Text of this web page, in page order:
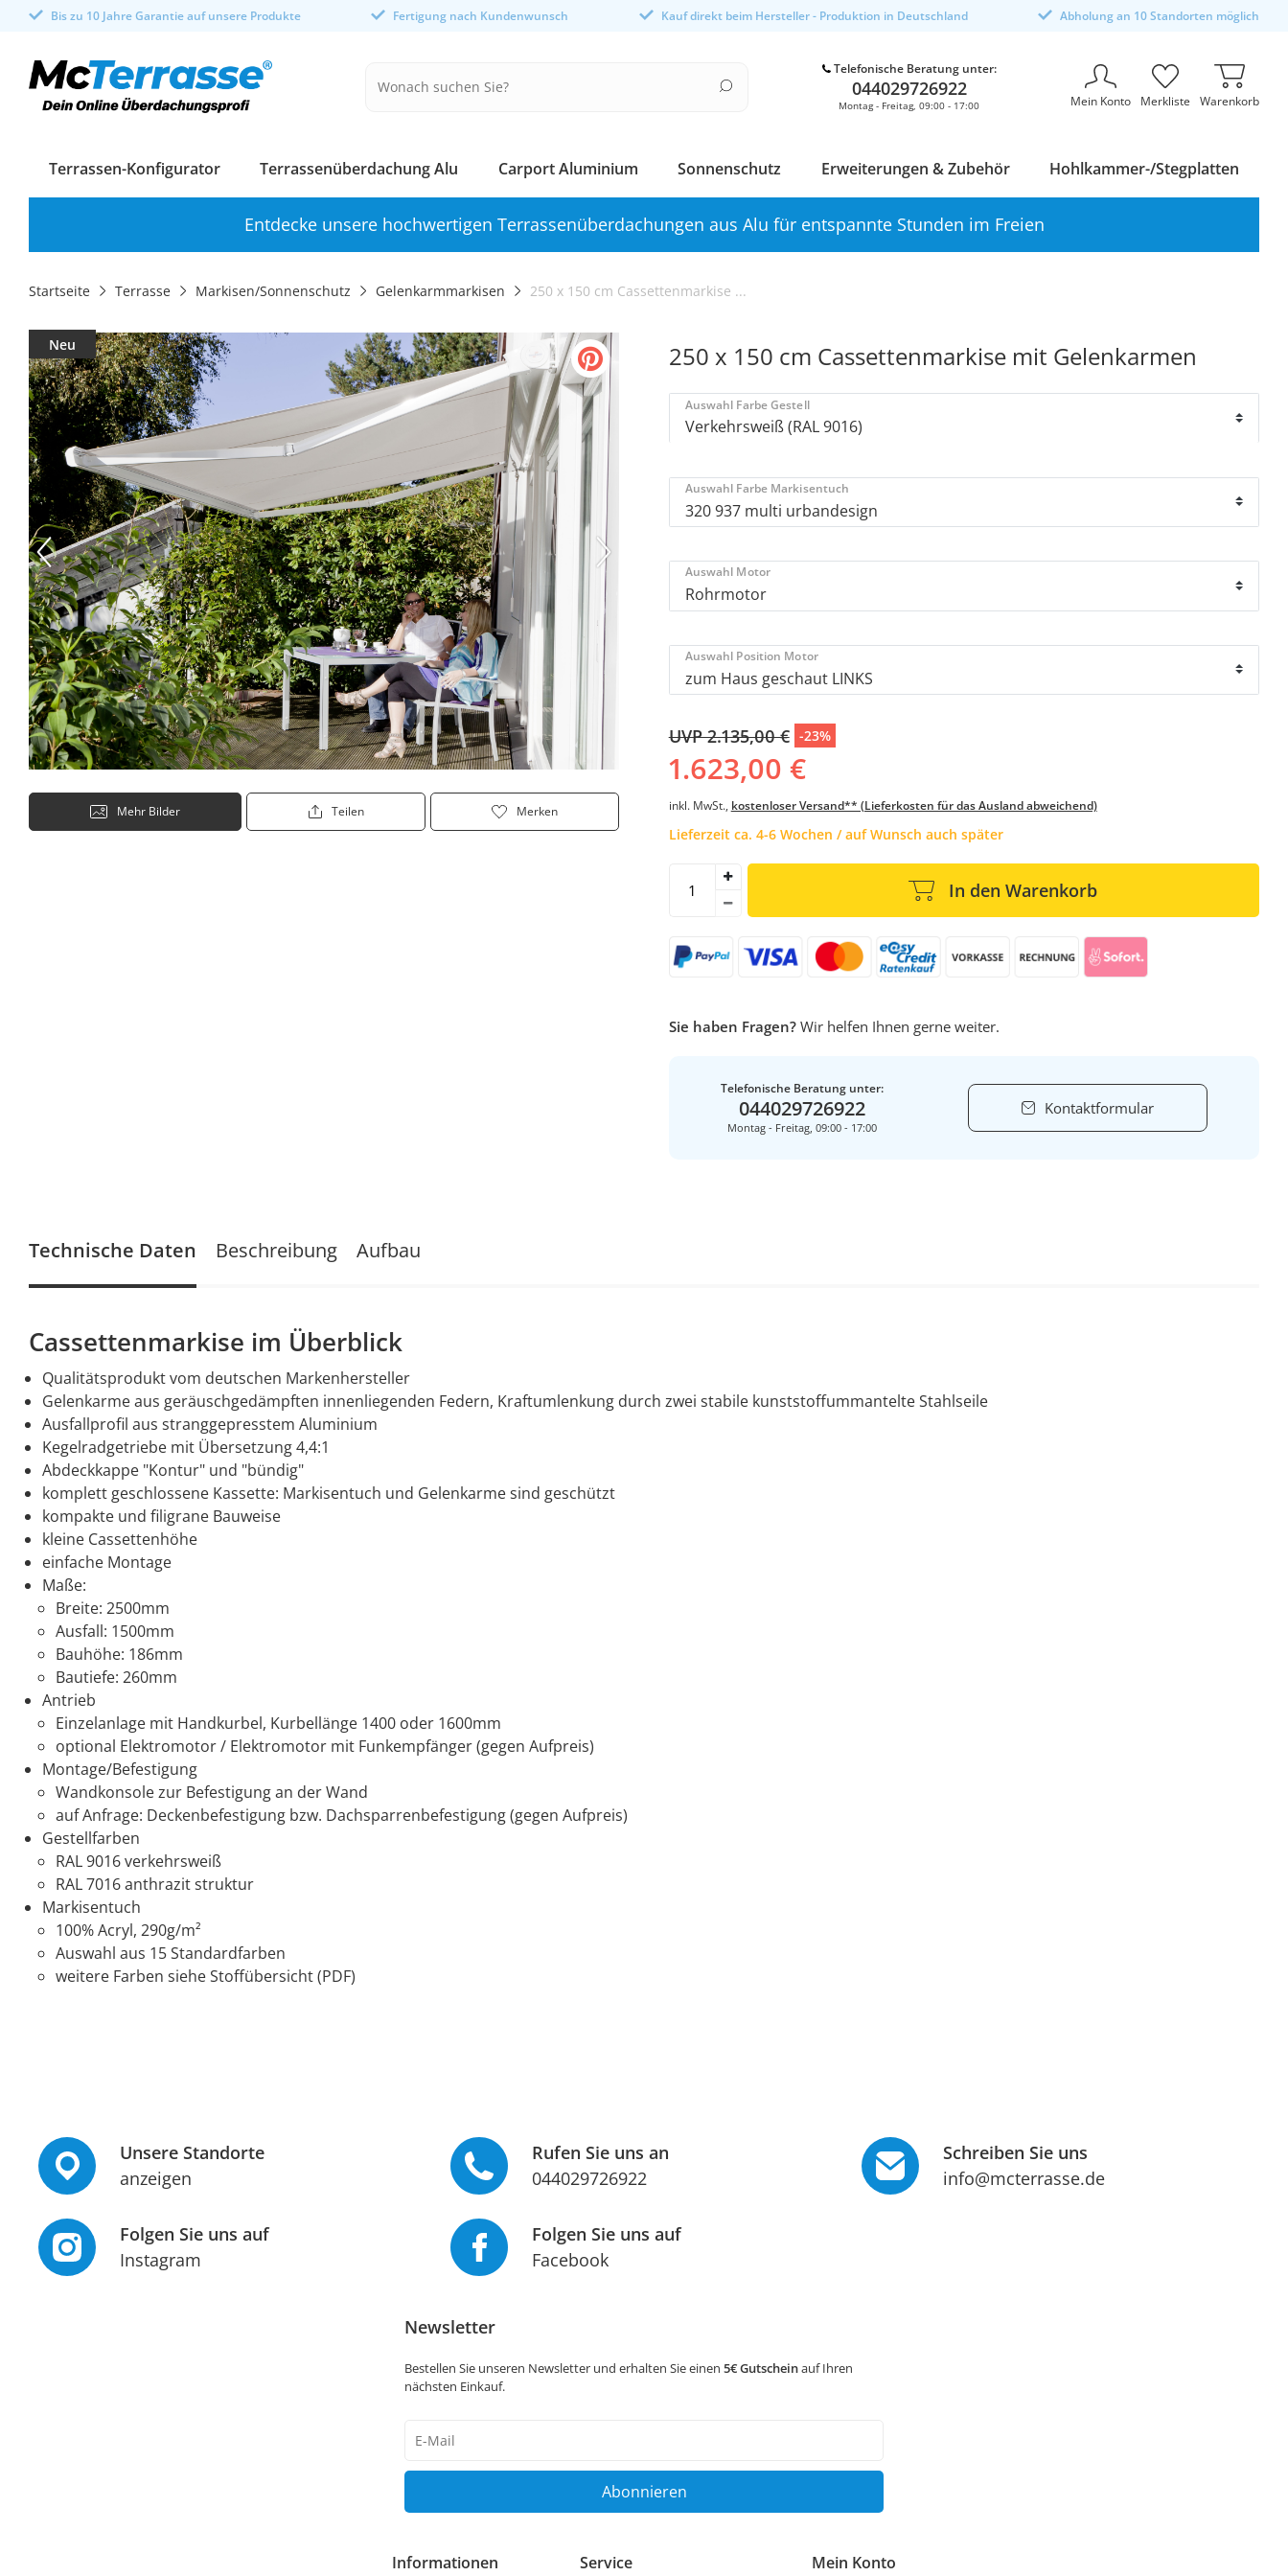
Bis zu 10 Jahre Garantie auf unsere Produkte Fertigung nach Kundenwunsch Kauf direkt beim Hersteller - Produktion in Deutschland Abholung an 10 Standorten möglich
Telefonische Beratung unter:
044029726922
Montag - Freitag, 09:00 - 17:00 Mein Konto Merkliste Warenkorb
Terrassen-Konfigurator Terrassenüberdachung Alu Carport Aluminium Sonnenschutz Erweiterungen & Zubehör Hohlkammer-/Stegplatten
Entdecke unsere hochwertigen Terrassenüberdachungen aus Alu für entspannte Stunden im Freien
Startseite Terrasse Markisen/Sonnenschutz Gelenkarmmarkisen 250 x 150 cm Cassettenmarkise ...
Neu
Mehr Bilder Teilen Merken
250 x 150 cm Cassettenmarkise mit Gelenkarmen
Auswahl Farbe Gestell
Auswahl Farbe Markisentuch
Auswahl Motor
Auswahl Position Motor
UVP 2.135,00 € -23%
1.623,00 €
inkl. MwSt., kostenloser Versand** (Lieferkosten für das Ausland abweichend)
Lieferzeit ca. 4-6 Wochen / auf Wunsch auch später
In den Warenkorb
Sie haben Fragen?Wir helfen Ihnen gerne weiter.
Kontaktformular
Telefonische Beratung unter:
044029726922
Montag - Freitag, 09:00 - 17:00
Technische Daten
Cassettenmarkise im Überblick
Qualitätsprodukt vom deutschen Markenhersteller
Gelenkarme aus geräuschgedämpften innenliegenden Federn, Kraftumlenkung durch zwei stabile kunststoffummantelte Stahlseile
Ausfallprofil aus stranggepresstem Aluminium
Kegelradgetriebe mit Übersetzung 4,4:1
Abdeckkappe "Kontur" und "bündig"
komplett geschlossene Kassette: Markisentuch und Gelenkarme sind geschützt
kompakte und filigrane Bauweise
kleine Cassettenhöhe
einfache Montage
Maße:
Breite: 2500mm
Ausfall: 1500mm
Bauhöhe: 186mm
Bautiefe: 260mm
Antrieb
Einzelanlage mit Handkurbel, Kurbellänge 1400 oder 1600mm
optional Elektromotor / Elektromotor mit Funkempfänger (gegen Aufpreis)
Montage/Befestigung
Wandkonsole zur Befestigung an der Wand
auf Anfrage: Deckenbefestigung bzw. Dachsparrenbefestigung (gegen Aufpreis)
Gestellfarben
RAL 9016 verkehrsweiß
RAL 7016 anthrazit struktur
Markisentuch
100% Acryl, 290g/m²
Auswahl aus 15 Standardfarben
weitere Farben siehe Stoffübersicht (PDF)
Beschreibung Aufbau
Unsere Standorte
anzeigen
Rufen Sie uns an
044029726922
Schreiben Sie uns
info@mcterrasse.de
Folgen Sie uns auf
Instagram
Folgen Sie uns auf
Facebook
Newsletter
Bestellen Sie unseren Newsletter und erhalten Sie einen 5€ Gutscheinauf Ihren
nächsten Einkauf.
Honig
Abonnieren
Informationen Service Mein Konto